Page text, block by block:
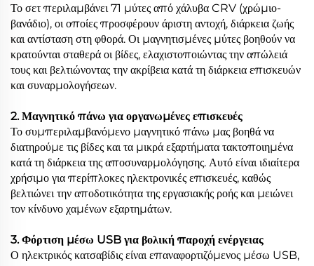
Το σετ περιλαμβάνει 71 μύτες από χάλυβα CRV (χρώμιο-
βανάδιο), οι οποίες προσφέρουν άριστη αντοχή, διάρκεια ζωής
και αντίσταση στη φθορά. Οι μαγνητισμένες μύτες βοηθούν να
κρατούνται σταθερά οι βίδες, ελαχιστοποιώντας την απώλειά
τους και βελτιώνοντας την ακρίβεια κατά τη διάρκεια επισκευών
και συναρμολογήσεων.
2. Μαγνητικό πάνω για οργανωμένες επισκευές
Το συμπεριλαμβανόμενο μαγνητικό πάνω μας βοηθά να
διατηρούμε τις βίδες και τα μικρά εξαρτήματα τακτοποιημένα
κατά τη διάρκεια της αποσυναρμολόγησης. Αυτό είναι ιδιαίτερα
χρήσιμο για περίπλοκες ηλεκτρονικές επισκευές, καθώς
βελτιώνει την αποδοτικότητα της εργασιακής ροής και μειώνει
τον κίνδυνο χαμένων εξαρτημάτων.
3. Φόρτιση μέσω USB για βολική παροχή ενέργειας
Ο ηλεκτρικός κατσαβίδις είναι επαναφορτιζόμενος μέσω USB,